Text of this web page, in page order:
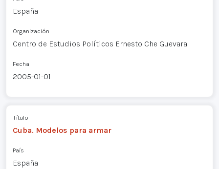
España
Organización
Centro de Estudios Políticos Ernesto Che Guevara
Fecha
2005-01-01
Título
Cuba. Modelos para armar
País
España